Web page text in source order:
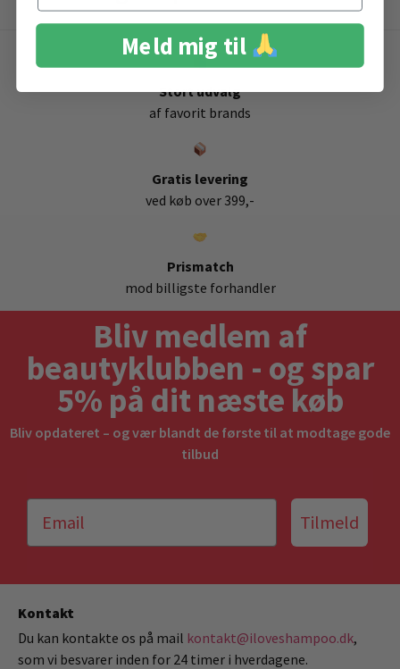
Stort udvalg
af favorit brands
Gratis levering
ved køb over 399,-
Prismatch
mod billigste forhandler
Bliv medlem af
beautyklubben - og spar
5% på dit næste køb
Bliv opdateret – og vær blandt de første til at modtage gode
tilbud
Tilmeld
Kontakt
Du kan kontakte os på mail kontakt@iloveshampoo.dk,
som vi besvarer inden for 24 timer i hverdagene.
Meld mig til